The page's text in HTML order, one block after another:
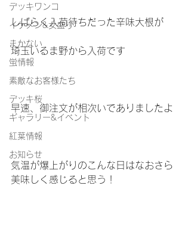
デッキワンコ
イケメン&女盛り
まかない
蛍情報
素敵なお客様たち
デッキ桜
ギャラリー&イベント
紅葉情報
お知らせ
しばらく入荷待ちだった辛味大根が
埼玉いるま野から入荷です
早速、御注文が相次いでありましたよ
気温が爆上がりのこんな日はなおさら
美味しく感じると思う！